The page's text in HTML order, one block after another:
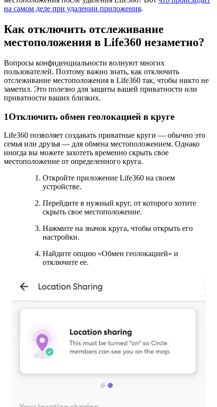
на самом деле при удалении приложения.
Как отключить отслеживание
местоположения в Life360 незаметно?
Вопросы конфиденциальности волнуют многих
пользователей. Поэтому важно знать, как отключить
отслеживание местоположения в Life360 так, чтобы никто не
заметил. Это полезно для защиты вашей приватности или
приватности ваших близких.
1Отключить обмен геолокацией в круге
Life360 позволяет создавать приватные круги — обычно это
семья или друзья — для обмена местоположением. Однако
иногда вы можете захотеть временно скрыть свое
местоположение от определенного круга.
Откройте приложение Life360 на своем
устройстве.
Перейдите в нужный круг, от которого хотите
скрыть свое местоположение.
Нажмите на значок круга, чтобы открыть его
настройки.
Найдите опцию «Обмен геолокацией» и
отключите ее.